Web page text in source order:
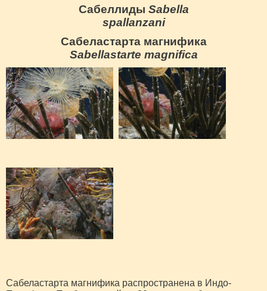
Сабеллиды Sabella
spallanzani
Сабеластарта магнифика
Sabellastarte magnifica
Сабеластарта магнифика распространена в Индо-